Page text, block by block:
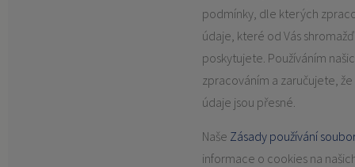
podmínky, dle kterých
údaje, které od Vás
poskytujete. Používáním
zpracováním a zaručujete,
údaje jsou přesné.
Naše Zásady používání
informace o cookies na